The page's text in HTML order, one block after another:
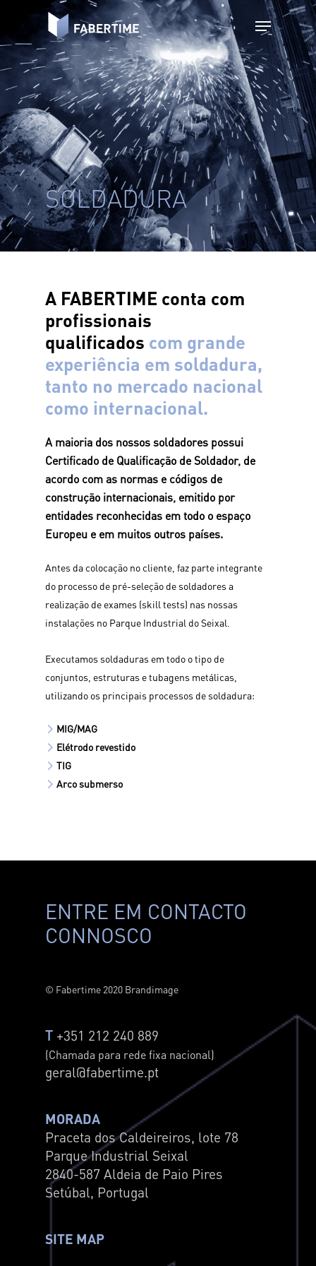
SOLDADURA
A FABERTIME conta com
profissionais
qualificados com grande
experiência em soldadura,
tanto no mercado nacional
como internacional.
A maioria dos nossos soldadores possui
Certificado de Qualificação de Soldador, de
acordo com as normas e códigos de
construção internacionais, emitido por
entidades reconhecidas em todo o espaço
Europeu e em muitos outros países.
Antes da colocação no cliente, faz parte integrante
do processo de pré-seleção de soldadores a
realização de exames (skill tests) nas nossas
instalações no Parque Industrial do Seixal.
Executamos soldaduras em todo o tipo de
conjuntos, estruturas e tubagens metálicas,
utilizando os principais processos de soldadura:
MIG/MAG
Elétrodo revestido
TIG
Arco submerso
ENTRE EM CONTACTO
CONNOSCO
© Fabertime 2020 Brandimage
T +351 212 240 889
(Chamada para rede fixa nacional)
geral@fabertime.pt
MORADA
Praceta dos Caldeireiros, lote 78
Parque Industrial Seixal
2840-587 Aldeia de Paio Pires
Setúbal, Portugal
SITE MAP